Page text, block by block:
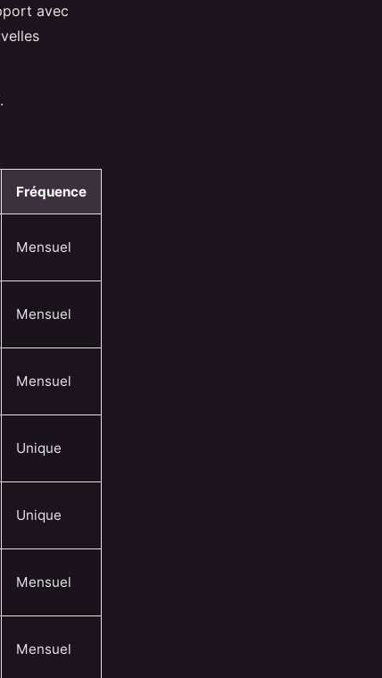
avec
.
Fréquence
Mensuel
Mensuel
Mensuel
Unique
Unique
Mensuel
Mensuel